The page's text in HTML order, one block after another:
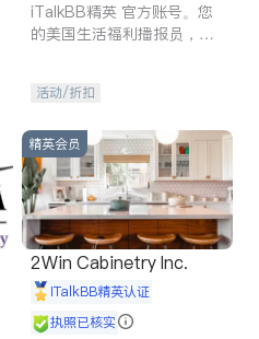
iTalkBB精英 官方账号。您
的美国生活福利播报员，精
专属福利。
活动/折扣
精英会员
2Win Cabinetry Inc.
iTalkBB精英认证
执照已核实